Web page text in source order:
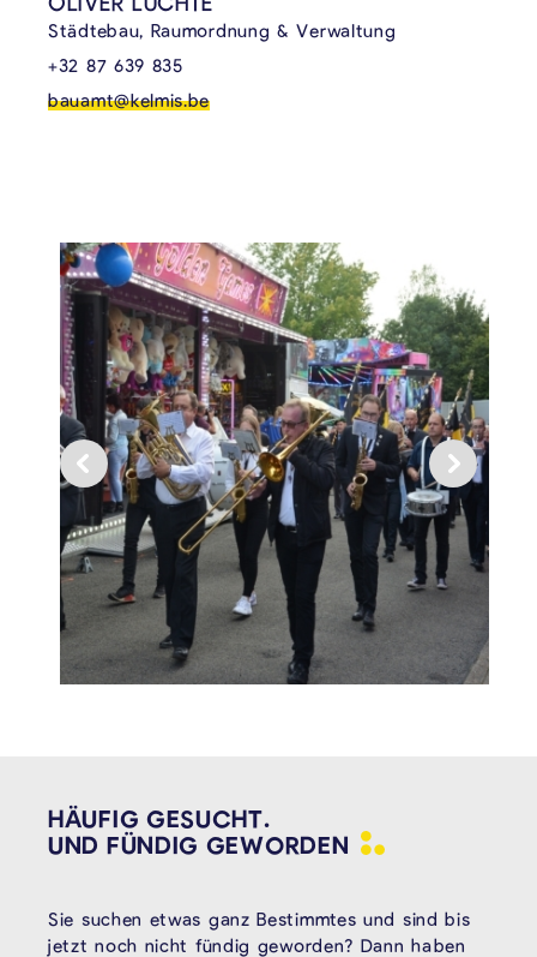
Städtebau, Raumordnung & Verwaltung
+32 87 639 835
bauamt@kelmis.be
HÄUFIG GESUCHT.
UND FÜNDIG GEWORDEN
Sie suchen etwas ganz Bestimmtes und sind bis
jetzt noch nicht fündig geworden? Dann haben